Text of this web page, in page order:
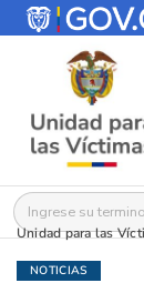
Buscar:
Unidad para las
NOTICIAS